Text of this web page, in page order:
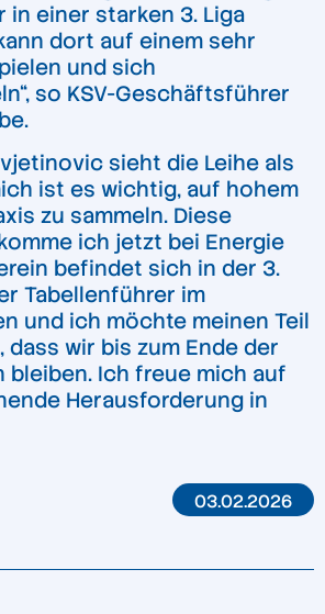
in einer starken 3. Liga
dort auf einem sehr
und sich
so KSV-Geschäftsführer
sieht die Leihe als
ist es wichtig, auf hohem
zu sammeln. Diese
ich jetzt bei Energie
befindet sich in der 3.
Tabellenführer im
und ich möchte meinen Teil
dass wir bis zum Ende der
bleiben. Ich freue mich auf
Herausforderung in
03.02.2026